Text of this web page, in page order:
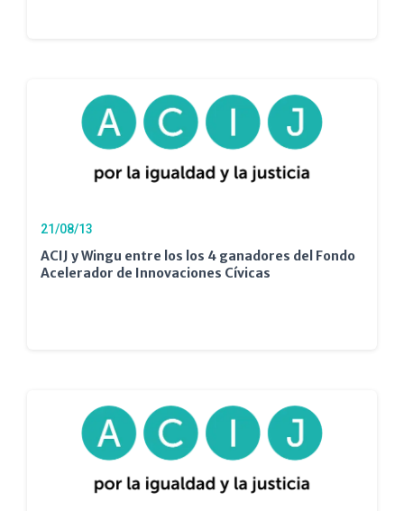
21/08/13
ACIJ y Wingu entre los los 4 ganadores del Fondo
Acelerador de Innovaciones Cívicas